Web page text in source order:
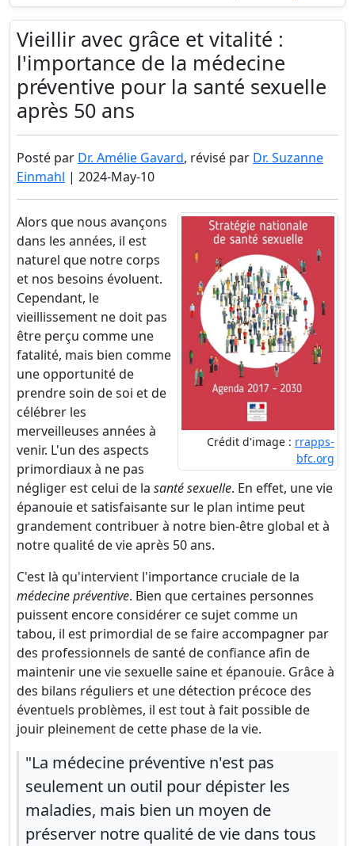
Vieillir avec grâce et vitalité :
l'importance de la médecine
préventive pour la santé sexuelle
après 50 ans
Posté par Dr. Amélie Gavard, révisé par Dr. Suzanne
Einmahl | 2024-May-10
Crédit d'image : rrapps-
bfc.org
Alors que nous avançons
dans les années, il est
naturel que notre corps
et nos besoins évoluent.
Cependant, le
vieillissement ne doit pas
être perçu comme une
fatalité, mais bien comme
une opportunité de
prendre soin de soi et de
célébrer les
merveilleuses années à
venir. L'un des aspects
primordiaux à ne pas
négliger est celui de la santé sexuelle. En effet, une vie
épanouie et satisfaisante sur le plan intime peut
grandement contribuer à notre bien-être global et à
notre qualité de vie après 50 ans.
C'est là qu'intervient l'importance cruciale de la
médecine préventive. Bien que certaines personnes
puissent encore considérer ce sujet comme un
tabou, il est primordial de se faire accompagner par
des professionnels de santé de confiance afin de
maintenir une vie sexuelle saine et épanouie. Grâce à
des bilans réguliers et une détection précoce des
éventuels problèmes, il est tout à fait possible de
jouir pleinement de cette phase de la vie.
"La médecine préventive n'est pas
seulement un outil pour dépister les
maladies, mais bien un moyen de
préserver notre qualité de vie dans tous